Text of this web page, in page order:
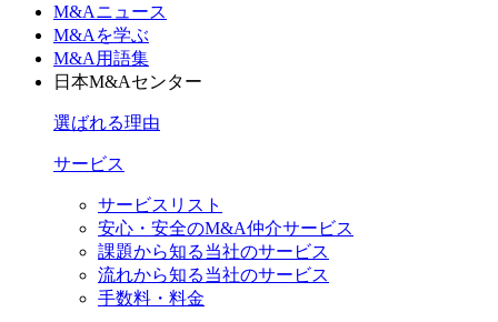
M&Aニュース
M&Aを学ぶ
M&A用語集
日本M&Aセンター
選ばれる理由
サービス
サービスリスト
安心・安全のM&A仲介サービス
課題から知る当社のサービス
流れから知る当社のサービス
手数料・料金